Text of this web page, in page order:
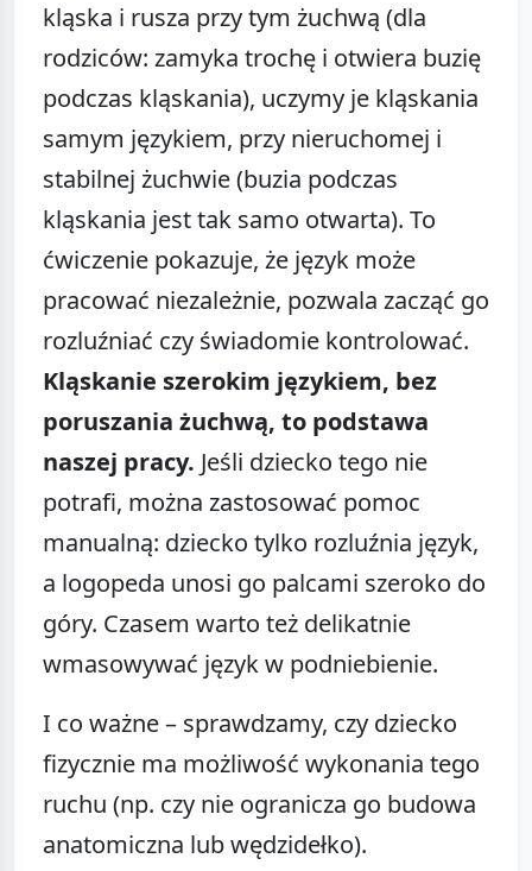
kląska i rusza przy tym żuchwą (dla
rodziców: zamyka trochę i otwiera buzię
podczas kląskania), uczymy je kląskania
samym językiem, przy nieruchomej i
stabilnej żuchwie (buzia podczas
kląskania jest tak samo otwarta). To
ćwiczenie pokazuje, że język może
pracować niezależnie, pozwala zacząć go
rozluźniać czy świadomie kontrolować.
Kląskanie szerokim językiem, bez
poruszania żuchwą, to podstawa
naszej pracy. Jeśli dziecko tego nie
potrafi, można zastosować pomoc
manualną: dziecko tylko rozluźnia język,
a logopeda unosi go palcami szeroko do
góry. Czasem warto też delikatnie
wmasowywać język w podniebienie.
I co ważne – sprawdzamy, czy dziecko
fizycznie ma możliwość wykonania tego
ruchu (np. czy nie ogranicza go budowa
anatomiczna lub wędzidełko).